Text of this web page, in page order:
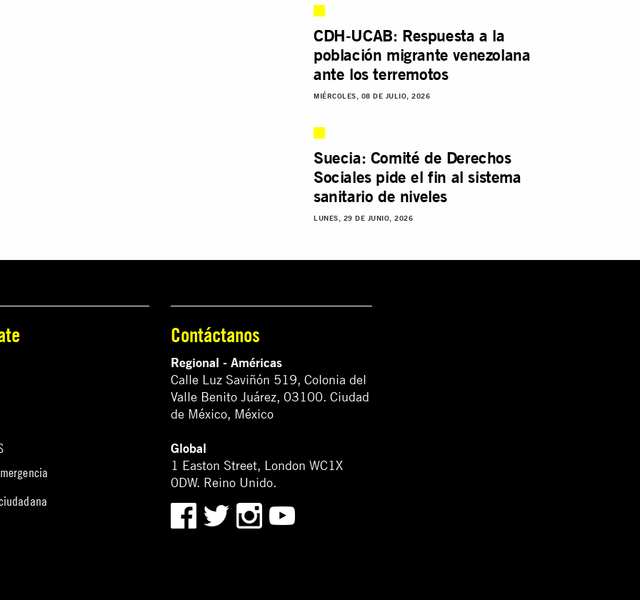
CDH-UCAB: Respuesta a la
población migrante venezolana
ante los terremotos
MIÉRCOLES, 08 DE JULIO, 2026
Suecia: Comité de Derechos
Sociales pide el fin al sistema
sanitario de niveles
LUNES, 29 DE JUNIO, 2026
Contáctanos
Regional - Américas
Calle Luz Saviñón 519, Colonia del
Valle Benito Juárez, 03100. Ciudad
de México, México
Global
1 Easton Street, London WC1X
0DW. Reino Unido.